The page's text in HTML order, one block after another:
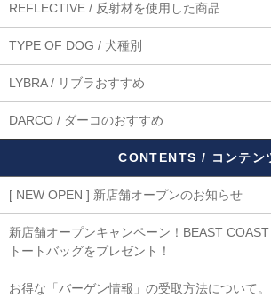
REFLECTIVE / 反射材を使用した商品
TYPE OF DOG / 犬種別
LYBRA / リブラおすすめ
DARCO / ダーコのおすすめ
CONTENTS / コンテン
[ NEW OPEN ] 新店舗オープンのお知らせ
新店舗オープンキャンペーン！BEAST
トートバッグをプレゼント！
お得な「バーゲン情報」の受取方法について。